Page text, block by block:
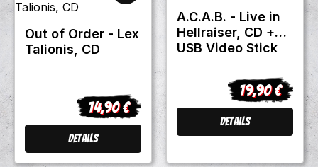
Out of Order - Lex
Talionis, CD
Regulärer Preis:
14,90 €
Details
A.C.A.B. - Live in
Hellraiser, CD +
USB Video Stick
Regulärer
19,90 €
Details